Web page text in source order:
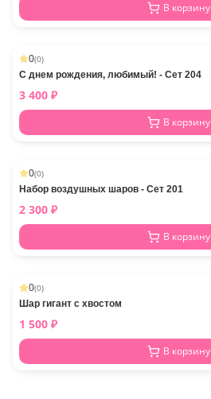
В корзину
0(0)
С днем рождения, любимый! - Сет 204
3 400 ₽
В корзину
0(0)
Набор воздушных шаров - Сет 201
2 300 ₽
В корзину
0(0)
Шар гигант с хвостом
1 500 ₽
В корзину